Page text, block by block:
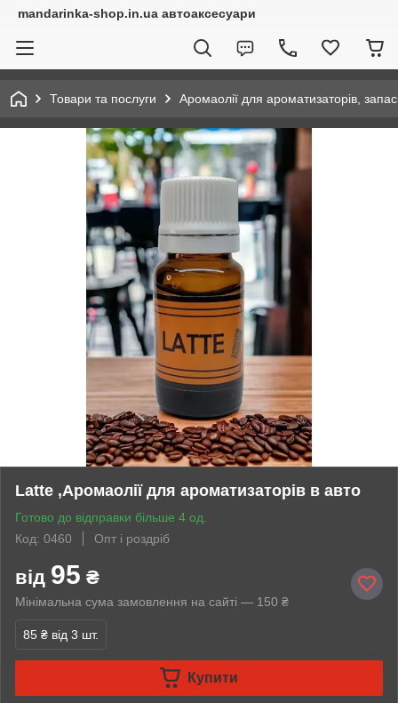
mandarinka-shop.in.ua автоаксесуари
Товари та послуги Аромаолії для ароматизаторів,
Latte ,Аромаолії для ароматизаторів в авто
Готово до відправки більше 4 од.
Код: 0460
Опт і роздріб
від 95 ₴
Мінімальна сума замовлення на сайті — 150 ₴
85 ₴ від 3 шт.
Купити